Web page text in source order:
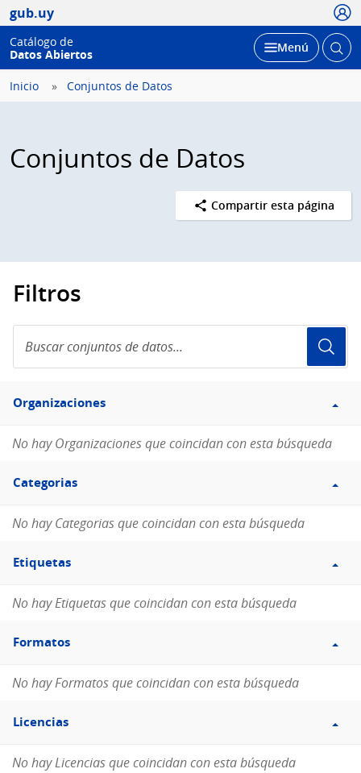
gub.uy
Catálogo de
Datos Abiertos
Desplegar
Menú Abrir
Inicio Conjuntos de Datos
Conjuntos de Datos
Compartir esta página
Filtros
conjuntos
de
Filtro
Organizaciones
Organizaciones
No hay Organizaciones que coincidan con esta búsqueda
Filtro
Categorias
Categorias
No hay Categorias que coincidan con esta búsqueda
Filtro
Etiquetas
Etiquetas
No hay Etiquetas que coincidan con esta búsqueda
Filtro
Formatos
Formatos
No hay Formatos que coincidan con esta búsqueda
Filtro
Licencias
Licencias
No hay Licencias que coincidan con esta búsqueda